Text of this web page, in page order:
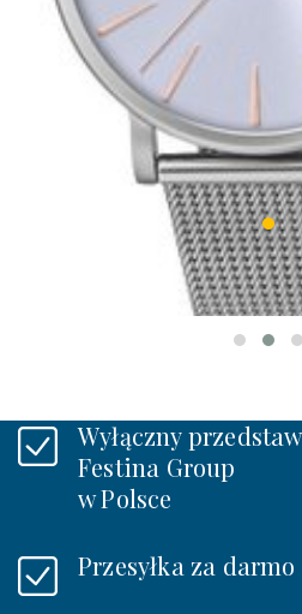
Festina
BOYFRIEND
449 zł
W
Wyłączny
Festina Group
w Polsce
Przesyłka za darmo